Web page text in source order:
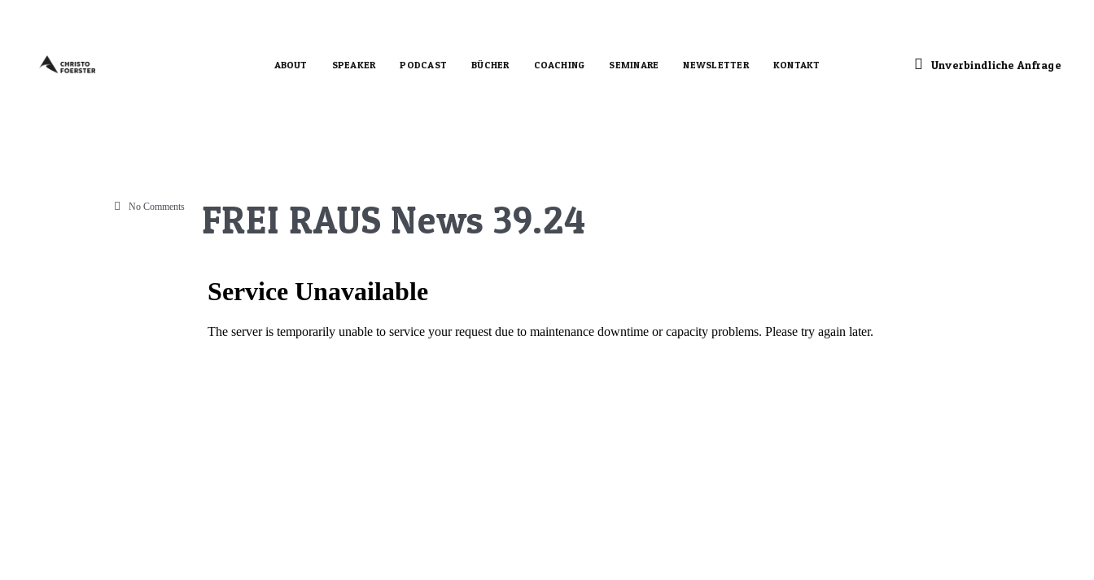
ABOUT SPEAKER PODCAST BÜCHER COACHING SEMINARE NEWSLETTER KONTAKT Unverbindliche Anfrage
No Comments ️FREI RAUS News 39.24